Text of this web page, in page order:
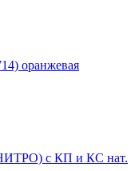
оранжевая
с КП и КС нат.